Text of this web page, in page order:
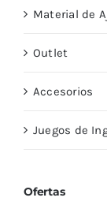
Material de
Outlet
Accesorios
Juegos de
Ofertas